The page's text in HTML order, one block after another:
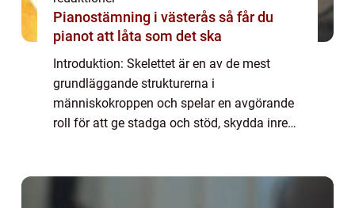
Pianostämning i västerås så får du
pianot att låta som det ska
Introduktion: Skelettet är en av de mest
grundläggande strukturerna i
människokroppen och spelar en avgörande
roll för att ge stadga och stöd, skydda inre